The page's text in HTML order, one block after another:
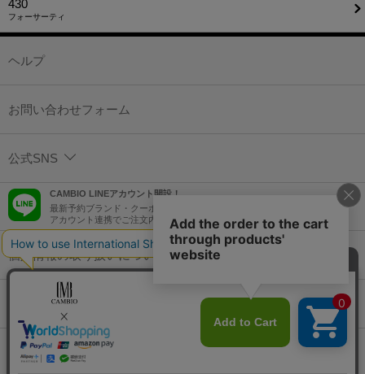
430
フォーサーティ
ヘルプ
お問い合わせフォーム
公式SNS
CAMBIO LINEアカウント開設！
最新予約ブランド・クーポン情報などを配信！
アカウント連携でご注文内容をLINEでも確認可能！
個人情報の取り扱いについて
特定商取引法に基づく表示
コーポレートサイト